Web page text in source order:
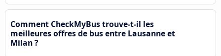
Comment CheckMyBus trouve-t-il les
meilleures offres de bus entre Lausanne et
Milan ?